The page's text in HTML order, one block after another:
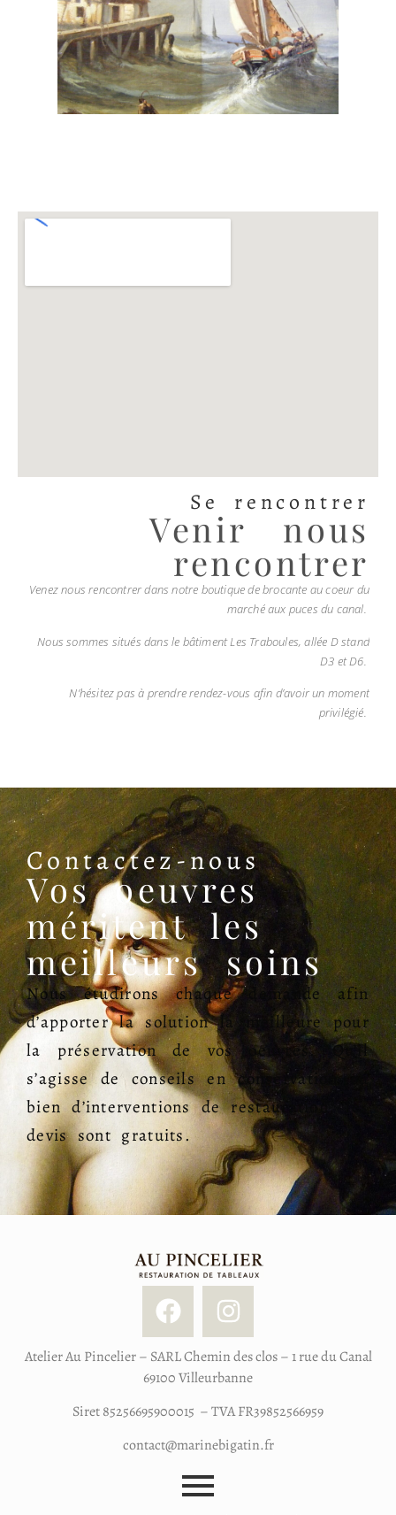
Se rencontrer
Venir nous
rencontrer
Venez nous rencontrer dans notre boutique de brocante au coeur du
marché aux puces du canal.
Nous sommes situés dans le bâtiment Les Traboules, allée D stand
D3 et D6.
N’hésitez pas à prendre rendez-vous afin d’avoir un moment
privilégié.
Contactez-nous
Vos oeuvres
méritent les
meilleurs soins
Nous étudirons chaque demande afin
d’apporter la solution la meilleure pour
la préservation de vos oeuvres. Qu’il
s’agisse de conseils en conservation ou
bien d’interventions de restauration, les
devis sont gratuits.
Atelier Au Pincelier – SARL Chemin des clos – 1 rue du Canal
69100 Villeurbanne
Siret 85256695900015 – TVA FR39852566959
contact@marinebigatin.fr